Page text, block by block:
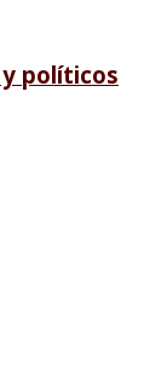
y políticos